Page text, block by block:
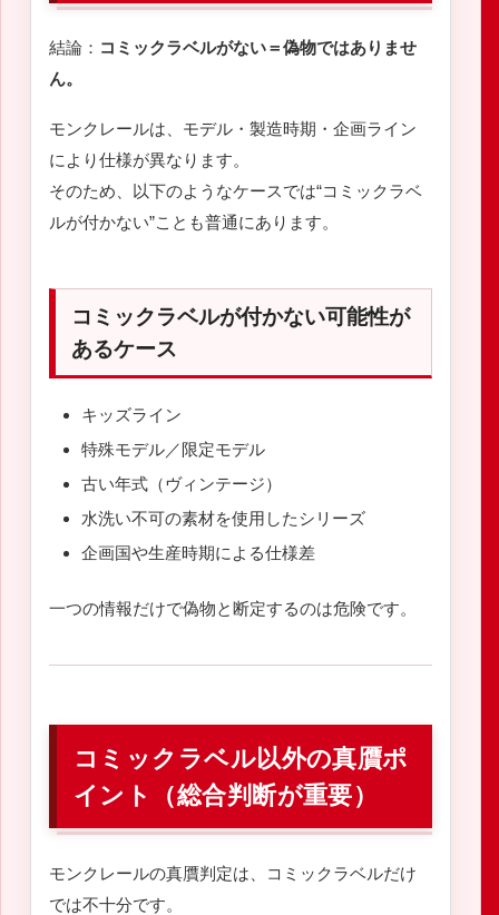
結論： コミックラベルがない＝偽物ではありませ
ん。
モンクレールは、モデル・製造時期・企画ライン
により仕様が異なります。
そのため、以下のようなケースでは“コミックラベ
ルが付かない”ことも普通にあります。
コミックラベルが付かない可能性が
あるケース
キッズライン
特殊モデル／限定モデル
古い年式（ヴィンテージ）
水洗い不可の素材を使用したシリーズ
企画国や生産時期による仕様差
一つの情報だけで偽物と断定するのは危険です。
コミックラベル以外の真贋ポ
イント（総合判断が重要）
モンクレールの真贋判定は、コミックラベルだけ
では不十分です。